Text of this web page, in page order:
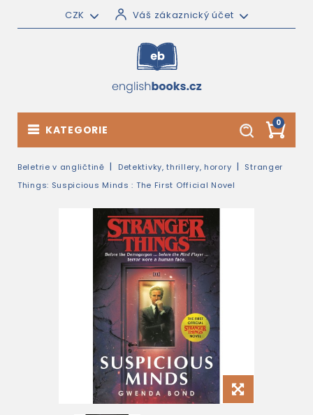
CZK Váš zákaznický účet
0
KATEGORIE
Beletrie v angličtině Detektivky, thrillery, horory
Stranger
Things: Suspicious Minds : The First Official Novel